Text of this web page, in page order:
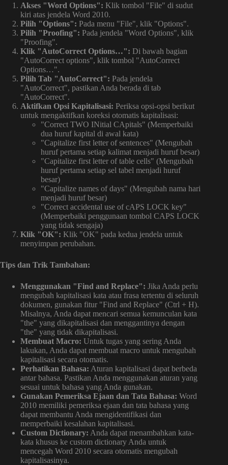
Akses "Word Options": Klik tombol "File" di sudut
kiri atas jendela Word 2010.
Pilih "Options": Pada menu "File", klik "Options".
Pilih "Proofing": Pada jendela "Word Options", klik
"Proofing".
Klik "AutoCorrect Options…": Di bawah bagian
"AutoCorrect options", klik tombol "AutoCorrect
Options…".
Pilih Tab "AutoCorrect": Pada jendela
"AutoCorrect", pastikan Anda berada di tab
"AutoCorrect".
Aktifkan Opsi Kapitalisasi: Periksa opsi-opsi berikut
untuk mengaktifkan koreksi otomatis kapitalisasi:
"Correct TWO INitial CApitals" (Memperbaiki
dua huruf kapital di awal kata)
"Capitalize first letter of sentences" (Mengubah
huruf pertama setiap kalimat menjadi huruf besar)
"Capitalize first letter of table cells" (Mengubah
huruf pertama setiap sel tabel menjadi huruf
besar)
"Capitalize names of days" (Mengubah nama hari
menjadi huruf besar)
"Correct accidental use of cAPS LOCK key"
(Memperbaiki penggunaan tombol CAPS LOCK
yang tidak sengaja)
Klik "OK": Klik "OK" pada kedua jendela untuk
menyimpan perubahan.
Tips dan Trik Tambahan:
Menggunakan "Find and Replace": Jika Anda perlu
mengubah kapitalisasi kata atau frasa tertentu di seluruh
dokumen, gunakan fitur "Find and Replace" (Ctrl + H).
Misalnya, Anda dapat mencari semua kemunculan kata
"the" yang dikapitalisasi dan menggantinya dengan
"the" yang tidak dikapitalisasi.
Membuat Macro: Untuk tugas yang sering Anda
lakukan, Anda dapat membuat macro untuk mengubah
kapitalisasi secara otomatis.
Perhatikan Bahasa: Aturan kapitalisasi dapat berbeda
antar bahasa. Pastikan Anda menggunakan aturan yang
sesuai untuk bahasa yang Anda gunakan.
Gunakan Pemeriksa Ejaan dan Tata Bahasa: Word
2010 memiliki pemeriksa ejaan dan tata bahasa yang
dapat membantu Anda mengidentifikasi dan
memperbaiki kesalahan kapitalisasi.
Custom Dictionary: Anda dapat menambahkan kata-
kata khusus ke custom dictionary Anda untuk
mencegah Word 2010 secara otomatis mengubah
kapitalisasinya.